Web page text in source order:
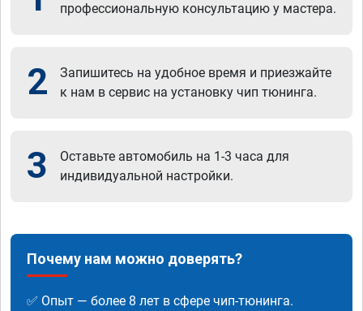
профессиональную консультацию у мастера.
2
Запишитесь на удобное время и приезжайте
к нам в сервис на установку чип тюнинга.
3
Оставьте автомобиль на 1-3 часа для
индивидуальной настройки.
Почему нам можно доверять?
✅ Опыт — более 8 лет в сфере чип-тюнинга.